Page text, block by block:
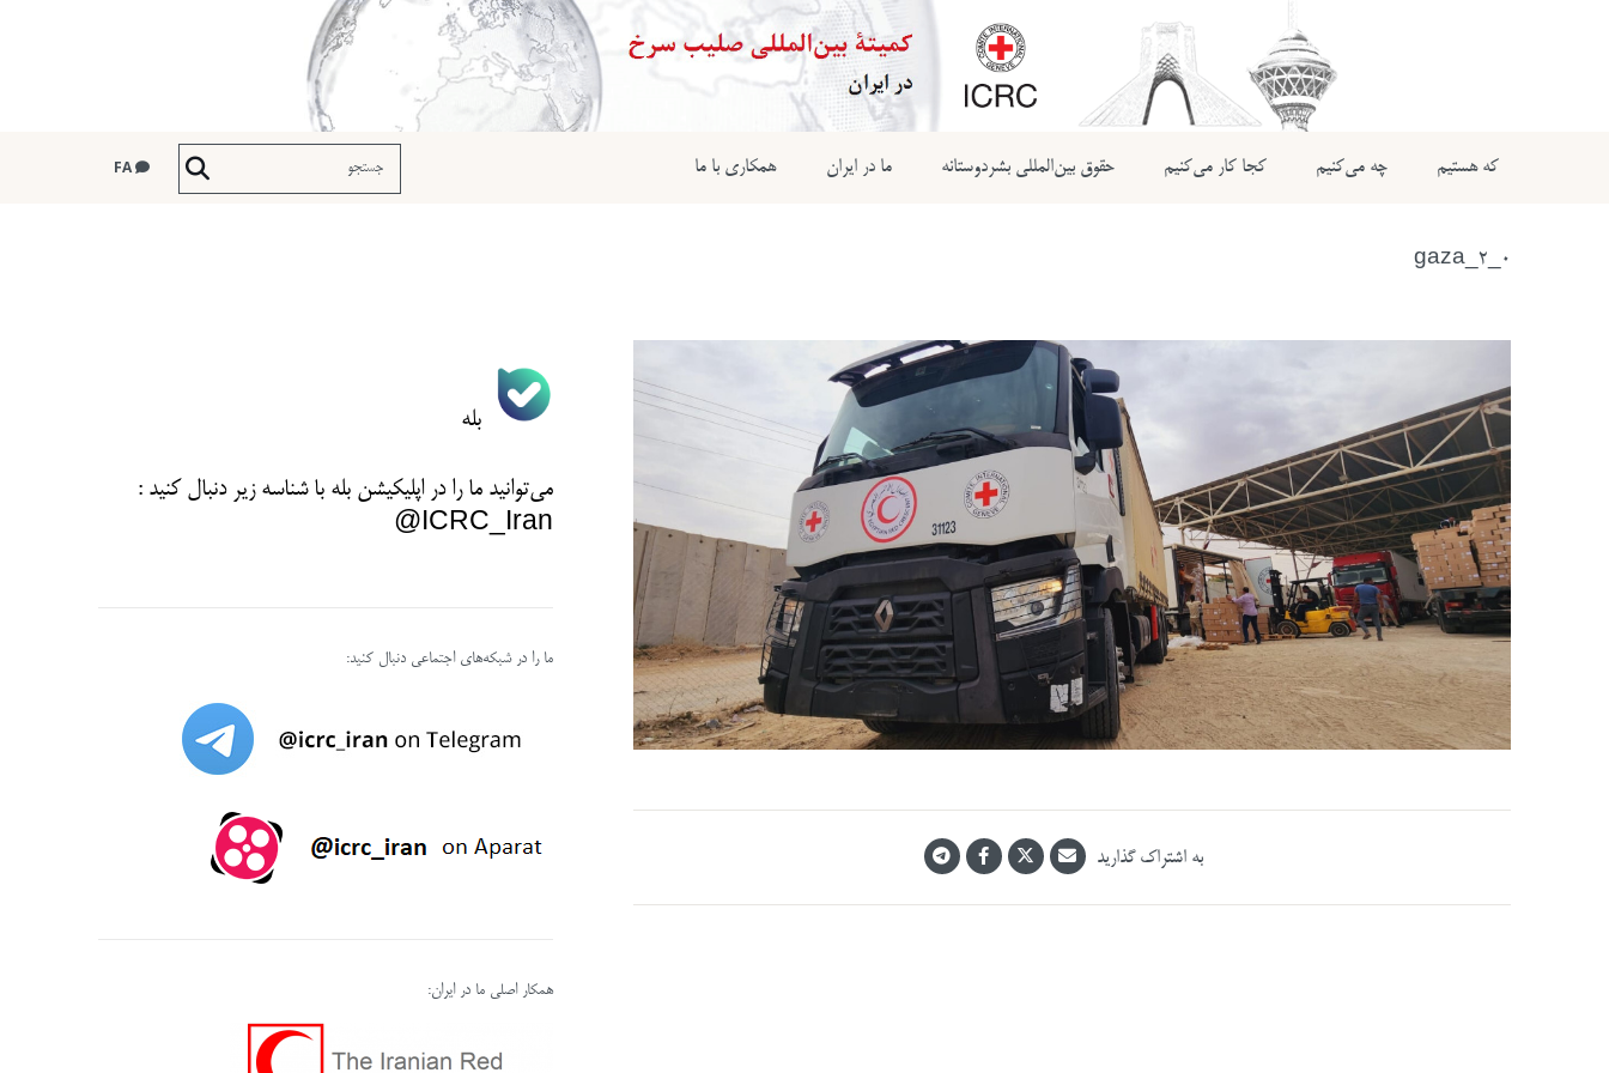
که هستیم چه می‌کنیم کجا کار می‌کنیم حقوق بین‌المللی بشردوستانه ما در ایران همکاری با ما
gaza_2_0
به اشتراک گذارید
بله
می‌توانید ما را در اپلیکیشن بله با شناسه زیردنبال کنید :
ICRC_Iran@
ما را در شبکه‌های اجتماعی دنبال کنید:
همکار اصلی ما در ایران: